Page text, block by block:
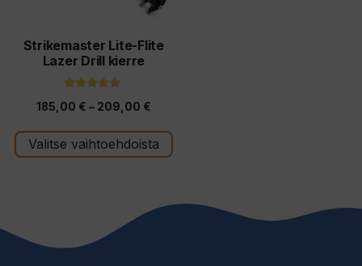
Strikemaster Lite-Flite
Lazer Drill kierre
5:stä
185,00 € – 209,00 €Hintaluokka:
-
Valitse vaihtoehdoista
tuotteen
sivulla.